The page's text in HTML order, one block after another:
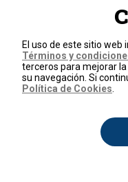
El uso de este sitio web
Términos y
terceros para mejorar
su navegación. Si
Política de Cookies